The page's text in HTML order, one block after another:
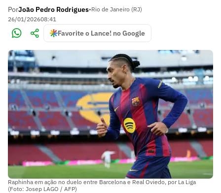
PorJoão Pedro Rodrigues•Rio de Janeiro (RJ)
26/01/202608:41
Favorite o Lance! no Google
Raphinha em ação no duelo entre Barcelona e Real Oviedo, por La Liga
(Foto: Josep LAGO / AFP)